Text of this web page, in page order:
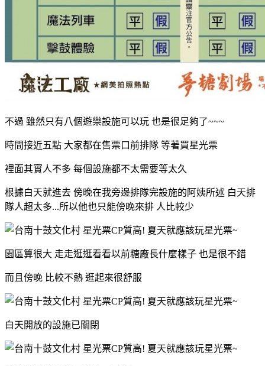
不過 雖然只有八個遊樂設施可以玩 也是很足夠了~~~
時間接近五點 大家都在售票口前排隊 等著買星光票
裡面其實人不多 每個設施都不太需要等太久
根據白天就進去 傍晚在我旁邊排隊完設施的阿姨所述 白天排
隊人超太多...所以他也只能傍晚來排 人比較少
園區算很大 走走逛逛看看以前糖廠長什麼樣子 也是很不錯
而且傍晚 比較不熱 逛起來很舒服
白天開放的設施已關閉